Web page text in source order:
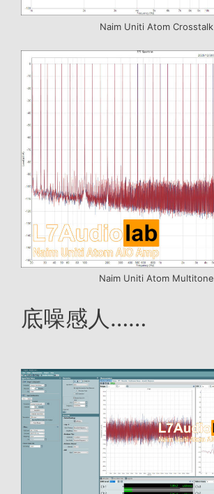
Naim Uniti Atom Crosstalk
Naim Uniti Atom Multitone
底噪感人……